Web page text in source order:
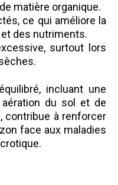
matière organique.
ce qui améliore la
et des nutriments.
surtout lors
incluant une
du sol et de
contribue à renforcer
face aux maladies